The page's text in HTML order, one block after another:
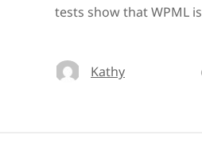
tests show that WPML
Kathy